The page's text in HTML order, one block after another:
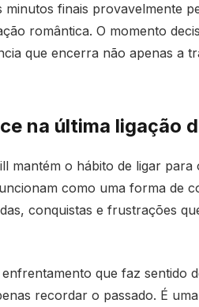
minutos finais provavelmente
romântica. O momento
que encerra não apenas a
na última ligação
mantém o hábito de ligar
como uma forma de
conquistas e frustrações
que faz sentido
recordar o passado. É